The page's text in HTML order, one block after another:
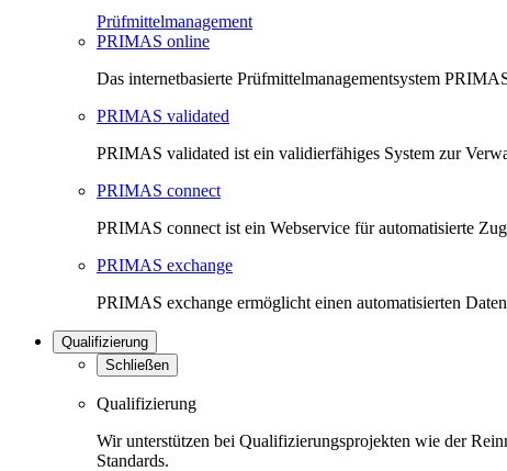
Prüfmittelmanagement
PRIMAS online
Das internetbasierte Prüfmittelmanagementsystem
PRIMAS validated
PRIMAS validated ist ein validierfähiges System zur
PRIMAS connect
PRIMAS connect ist ein Webservice für automatisierte
PRIMAS exchange
PRIMAS exchange ermöglicht einen automatisierten
Qualifizierung
Schließen
Qualifizierung
Wir unterstützen bei Qualifizierungsprojekten wie der
Standards.